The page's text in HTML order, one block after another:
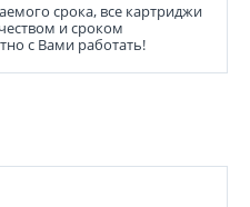
срока, все картриджи
и сроком
с Вами работать!